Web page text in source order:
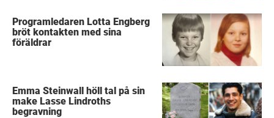
Programledaren Lotta Engberg
bröt kontakten med sina
föräldrar
Emma Steinwall höll tal på sin
make Lasse Lindroths
begravning